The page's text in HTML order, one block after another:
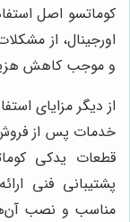
کوماتسو اصل
اورجینال، از
و موجب کاهش
از دیگر مزایای
خدمات پس از
قطعات یدکی
پشتیبانی فنی
مناسب و نصب